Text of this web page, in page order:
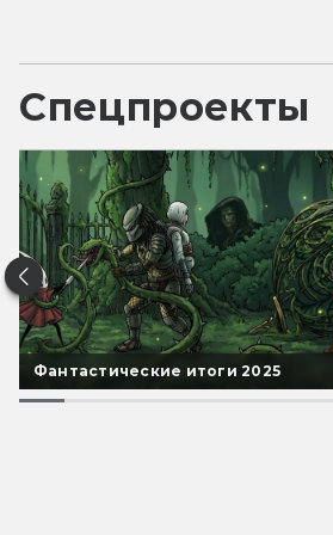
Спецпроекты
Фантастические итоги 2025